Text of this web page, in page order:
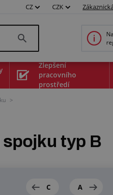
CZ CZK
Zlepšení
pracovního
prostředí
>
typ B
C A